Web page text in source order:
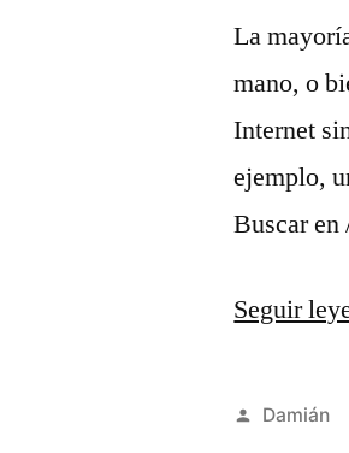
La
mano, o
Internet
ejemplo,
Buscar
Seguir
Publicado
Damián